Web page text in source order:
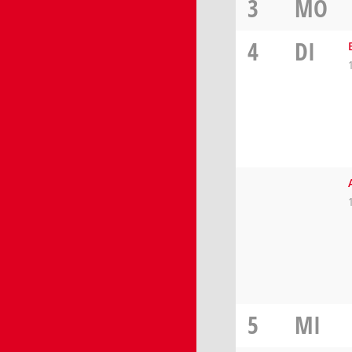
3
MO
4
DI
5 MI